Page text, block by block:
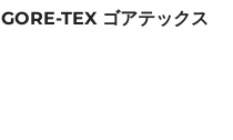
TEX ゴアテックス